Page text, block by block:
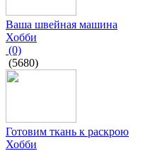
Ваша швейная машина
Хобби
(0)
(5680)
Готовим ткань к раскрою
Хобби